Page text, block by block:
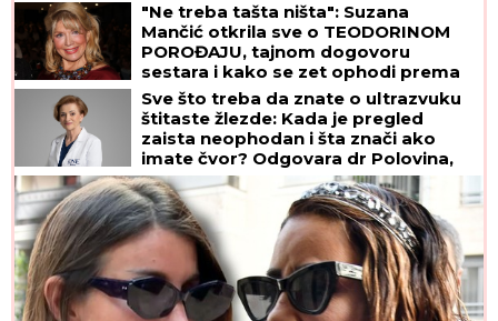
"Ne treba tašta ništa": Suzana
Mančić otkrila sve o TEODORINOM
POROĐAJU, tajnom dogovoru
sestara i kako se zet ophodi prema
njoj
Sve što treba da znate o ultrazvuku
štitaste žlezde: Kada je pregled
zaista neophodan i šta znači ako
imate čvor? Odgovara dr Polovina,
radiolog ordinacije "One Medical"